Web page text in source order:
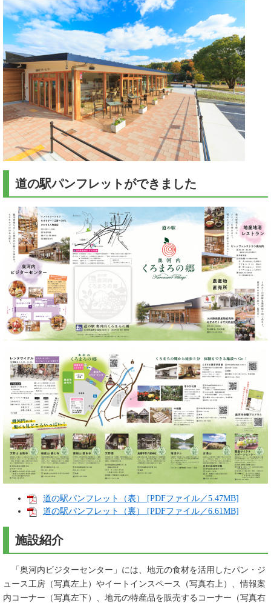
道の駅パンフレットができました
道の駅パンフレット（表） [PDFファイル／5.47MB]
道の駅パンフレット（裏） [PDFファイル／6.61MB]
施設紹介
「奥河内ビジターセンター」には、地元の食材を活用したパン・ジ
ュース工房（写真左上）やイートインスペース（写真右上）、情報案
内コーナー（写真左下）、地元の特産品を販売するコーナー（写真右